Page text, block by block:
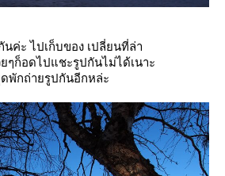
ค่ะ ไปเก็บของ เปลี่ยนที่ล่า
ๆก็อดไปแชะรูปกันไม่ได้เนาะ
พักถ่ายรูปกันอีกหล่ะ